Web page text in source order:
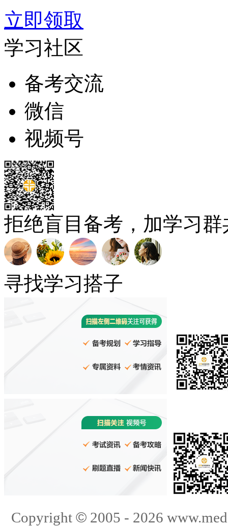
立即领取
学习社区
备考交流
微信
视频号
拒绝盲目备考，加学习
寻找学习搭子
Copyright ©2005 - 2026